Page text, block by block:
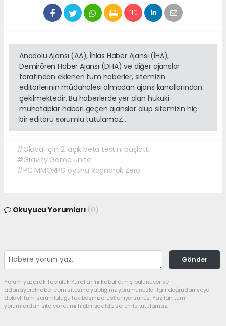
Anadolu Ajansı (AA), İhlas Haber Ajansı (İHA),
Demirören Haber Ajansı (DHA) ve diğer ajanslar
tarafından eklenen tüm haberler, sitemizin
editörlerinin müdahalesi olmadan ajans kanallarından
çekilmektedir. Bu haberlerde yer alan hukuki
muhataplar haberi geçen ajanslar olup sitemizin hiç
bir editörü sorumlu tutulamaz...
#Global için 2. açık beta testini başlattı
#Gravity Game Unite
#PC MMORPG oyunu Ragnarok Zero
Okuyucu Yorumları (0)
Gönder
Yorum yazarak Topluluk Kuralları’nı kabul etmiş bulunuyor ve
adanayerelhaber.com sitesine yaptığınız yorumunuzla ilgili doğrudan veya
dolaylı tüm sorumluluğu tek başınıza üstleniyorsunuz. Yazılan tüm
yorumlardan site yönetimi hiçbir şekilde sorumlu tutulamaz.